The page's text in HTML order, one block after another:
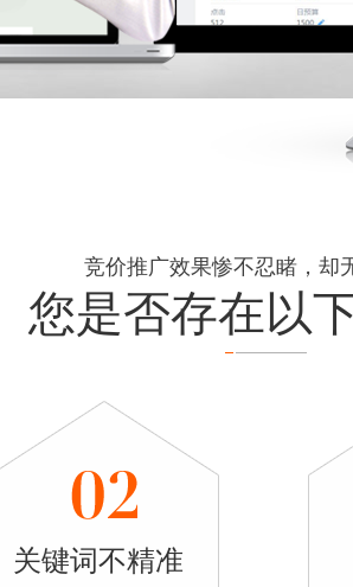
竞价推广效果惨不忍睹，却
您是否存在以
关键词不精准